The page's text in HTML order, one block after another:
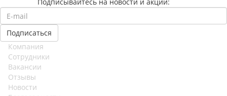
Компания
Сотрудники
Вакансии
Отзывы
Новости